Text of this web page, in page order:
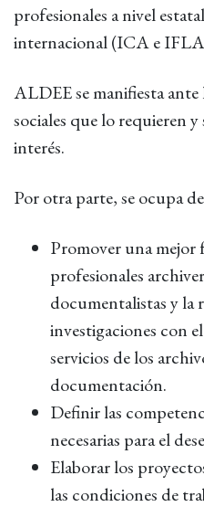
profesionales a nivel
internacional (ICA e
ALDEE se manifiesta
sociales que lo requieren
interés.
Por otra parte, se ocupa
Promover una mejor
profesionales
documentalistas y la
investigaciones con
servicios de los
documentación.
Definir las
necesarias para el
Elaborar los
las condiciones de